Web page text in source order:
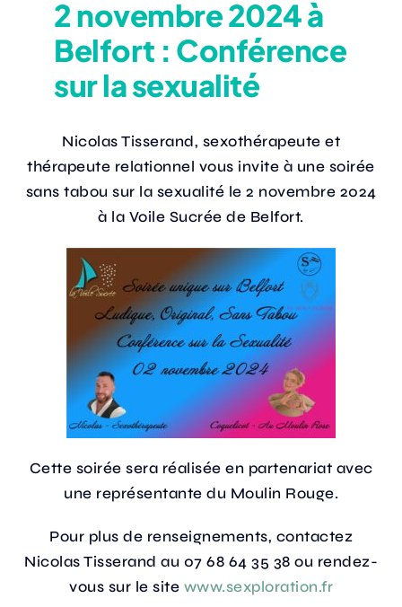
Actualités
Contact
2 novembre 2024 à
Belfort : Conférence
sur la sexualité
Nicolas Tisserand, sexothérapeute et
thérapeute relationnel vous invite à une soirée
sans tabou sur la sexualité le 2 novembre 2024
à la Voile Sucrée de Belfort.
Cette soirée sera réalisée en partenariat avec
une représentante du Moulin Rouge.
Pour plus de renseignements, contactez
Nicolas Tisserand au 07 68 64 35 38 ou rendez-
vous sur le site www.sexploration.fr